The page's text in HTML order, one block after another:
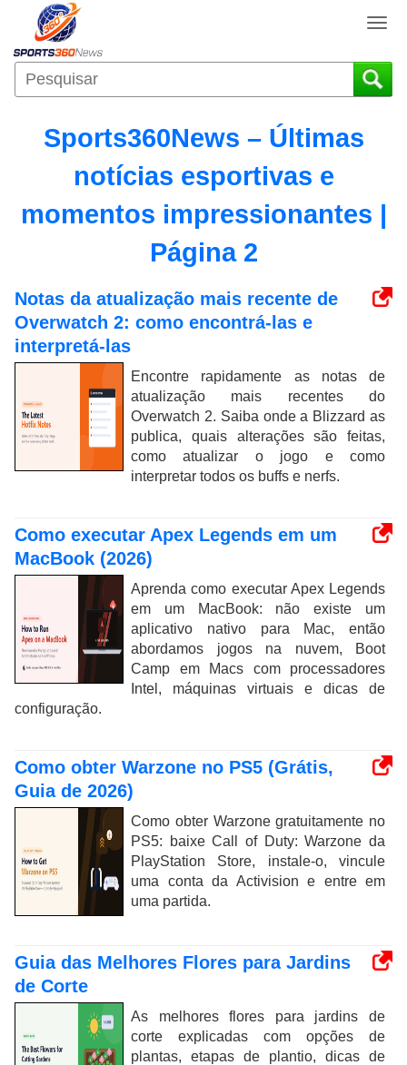
T
g
g
o
Sports360News – Últimas
notícias esportivas e
momentos impressionantes |
Página 2
Notas da atualização mais recente de
Overwatch 2: como encontrá-las e
interpretá-las
Encontre rapidamente as notas de
atualização mais recentes do
Overwatch 2. Saiba onde a Blizzard as
publica, quais alterações são feitas,
como atualizar o jogo e como
interpretar todos os buffs e nerfs.
Como executar Apex Legends em um
MacBook (2026)
Aprenda como executar Apex Legends
em um MacBook: não existe um
aplicativo nativo para Mac, então
abordamos jogos na nuvem, Boot
Camp em Macs com processadores
Intel, máquinas virtuais e dicas de
configuração.
Como obter Warzone no PS5 (Grátis,
Guia de 2026)
Como obter Warzone gratuitamente no
PS5: baixe Call of Duty: Warzone da
PlayStation Store, instale-o, vincule
uma conta da Activision e entre em
uma partida.
Guia das Melhores Flores para Jardins
de Corte
As melhores flores para jardins de
corte explicadas com opções de
plantas, etapas de plantio, dicas de